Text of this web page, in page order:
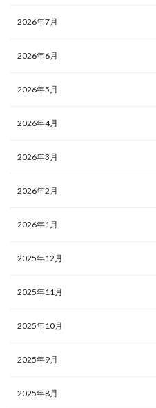
2026年7月
2026年6月
2026年5月
2026年4月
2026年3月
2026年2月
2026年1月
2025年12月
2025年11月
2025年10月
2025年9月
2025年8月